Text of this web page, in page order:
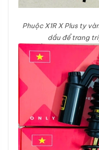
Phuộc X1R X Plus ty
dầu để trang